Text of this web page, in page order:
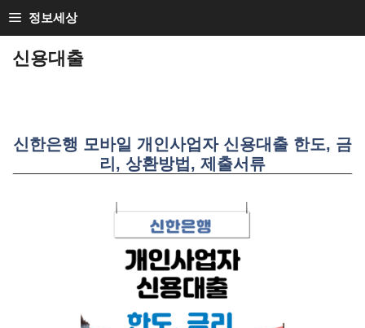
SKIP
TO
CONTENT
정보세상
신용대출
신한은행 모바일 개인사업자 신용대출 한도, 금
리, 상환방법, 제출서류